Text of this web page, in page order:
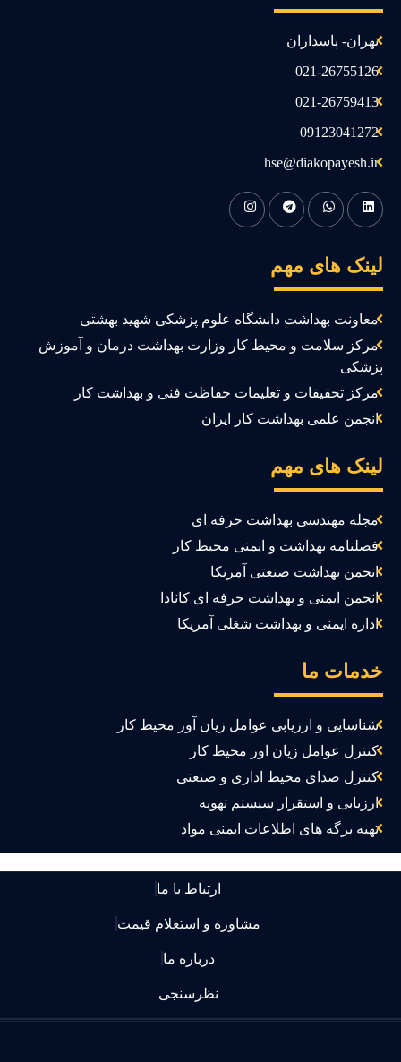
تهران- پاسداران
021-26755126
021-26759413
09123041272
hse@diakopayesh.ir
های مهم
معاونت بهداشت دانشگاه علوم پزشکی شهید بهشتی
مرکز سلامت و محیط کار وزارت بهداشت درمان و آموزش
مرکز تحقیقات و تعلیمات حفاظت فنی و بهداشت کار
انجمن علمی بهداشت کار ایران
های مهم
مجله مهندسی بهداشت حرفه ای
فصلنامه بهداشت و ایمنی محیط کار
انجمن بهداشت صنعتی آمریکا
انجمن ایمنی و بهداشت حرفه ای کانادا
اداره ایمنی و بهداشت شغلی آمریکا
ما
شناسایی و ارزیابی عوامل زیان آور محیط کار
کنترل عوامل زیان اور محیط کار
کنترل صدای محیط اداری و صنعتی
ارزیابی و استقرار سیستم تهویه
تهیه برگه های اطلاعات ایمنی مواد
ارتباط با ما
مشاوره و استعلام قیمت
درباره ما
نظرسنجی